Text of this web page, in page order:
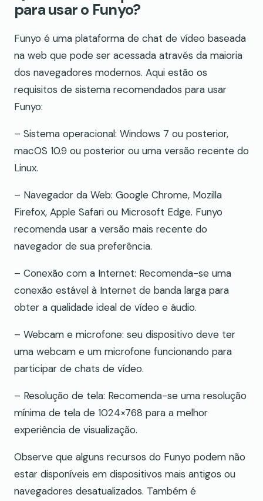
para usar o Funyo?
Funyo é uma plataforma de chat de vídeo baseada
na web que pode ser acessada através da maioria
dos navegadores modernos. Aqui estão os
requisitos de sistema recomendados para usar
Funyo:
– Sistema operacional: Windows 7 ou posterior,
macOS 10.9 ou posterior ou uma versão recente do
Linux.
– Navegador da Web: Google Chrome, Mozilla
Firefox, Apple Safari ou Microsoft Edge. Funyo
recomenda usar a versão mais recente do
navegador de sua preferência.
– Conexão com a Internet: Recomenda-se uma
conexão estável à Internet de banda larga para
obter a qualidade ideal de vídeo e áudio.
– Webcam e microfone: seu dispositivo deve ter
uma webcam e um microfone funcionando para
participar de chats de vídeo.
– Resolução de tela: Recomenda-se uma resolução
mínima de tela de 1024×768 para a melhor
experiência de visualização.
Observe que alguns recursos do Funyo podem não
estar disponíveis em dispositivos mais antigos ou
navegadores desatualizados. Também é